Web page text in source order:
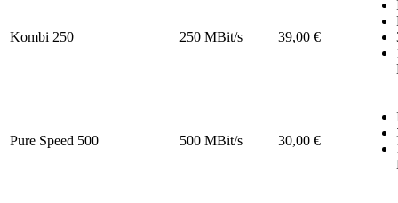
Kombi 250 250 MBit/s 39,00 €
Pure Speed 500 500 MBit/s 30,00 €